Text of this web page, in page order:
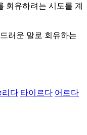
회유하려는 시도를 계
러운 말로 회유하는
리다 타이르다 어르다